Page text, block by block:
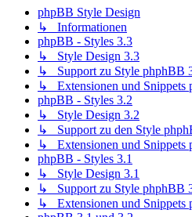
phpBB Style Design
↳ Informationen
phpBB - Styles 3.3
↳ Style Design 3.3
↳ Support zu Style phphBB
↳ Extensionen und Snippets
phpBB - Styles 3.2
↳ Style Design 3.2
↳ Support zu den Style
↳ Extensionen und Snippets
phpBB - Styles 3.1
↳ Style Design 3.1
↳ Support zu Style phphBB
↳ Extensionen und Snippets